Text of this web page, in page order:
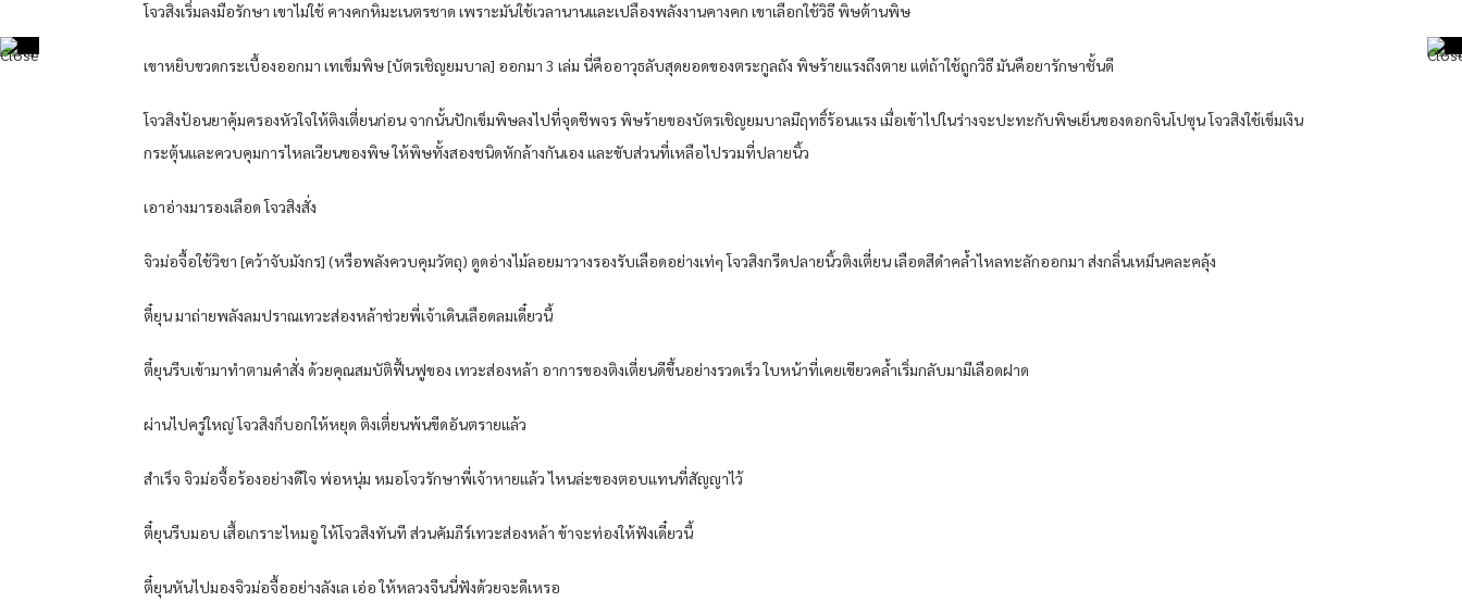
โจว​สิงเริ่ม​ลงมือ​รักษา​ เขา​ไม่ใช้ คางคก​หิมะ​เนตร​ชาด​ เพราะ​มัน​ใช้เวลานาน​และ​เปลือง​พลังงาน​คางคก​ เขา​เลือก​ใช้วิธี​ พิษ​ต้าน​พิษ​
เขา​หยิบ​ขวด​กระเบื้อง​ออกมา​ เท​เข็ม​พิษ​ [บัตรเชิญ​ยมบาล​] ออกมา​ 3 เล่ม​ นี่​คือ​อาวุธ​ลับ​สุดยอด​ของ​ตระกูล​ถัง พิษ​ร้ายแรง​ถึงตาย​ แต่​ถ้าใช้ถูกวิธี​ มัน​คือ​ยา​รักษา​ชั้นดี​
โจว​สิงป้อน​ยา​คุ้มครอง​หัวใจ​ให้​ติง​เตี่ย​น​ก่อน​ จากนั้น​ปัก​เข็ม​พิษ​ลง​ไปที่​จุด​ชีพจร​ พิษร้าย​ของ​บัตรเชิญ​ยมบาล​มีฤทธิ์​ร้อนแรง​ เมื่อ​เข้าไป​ใน​ร่าง​จะปะทะ​กับ​พิษ​เย็น​ของ​ดอก​จิน​โปซุน​ โจว​สิงใช้เข็ม​เงิน​
กระตุ้น​และ​ควบคุม​การ​ไหลเวียน​ของ​พิษ​ ให้​พิษ​ทั้งสอง​ชนิด​หักล้าง​กันเอง​ และ​ขับ​ส่วนที่เหลือ​ไปรวม​ที่​ปลายนิ้ว​
เอา​อ่าง​มารอง​เลือด​ โจว​สิงสั่ง
จิว​ม่อจื้อ​ใช้วิชา​ [คว้า​จับ​มังกร​] (หรือ​พลัง​ควบคุม​วัตถุ​) ดูด​อ่าง​ไม้ลอย​มาวาง​รองรับ​เลือด​อย่าง​เท่​ๆ โจว​สิงกรีด​ปลายนิ้ว​ติง​เตี่ย​น​ เลือด​สีดำคล้ำ​ไหล​ทะลัก​ออกมา​ ส่งกลิ่น​เหม็น​คละคลุ้ง​
ตี๋​ยุ​น​ มาถ่าย​พลัง​ลมปราณ​เท​วะ​ส่อง​หล้า​ช่วย​พี่​เจ้าเดิน​เลือด​ลม​เดี๋ยวนี้​
ตี๋​ยุ​นรี​บ​เข้ามา​ทำ​ตามคำสั่ง​ ด้วย​คุณสมบัติ​ฟื้นฟู​ของ​ เท​วะ​ส่อง​หล้า​ อาการ​ของ​ติง​เตี่ย​น​ดีขึ้น​อย่าง​รวดเร็ว​ ใบ​หน้าที่​เคย​เขียว​คล้ำ​เริ่ม​กลับมา​มีเลือดฝาด​
ผ่าน​ไปครู่ใหญ่​ โจว​สิงก็​บอก​ให้​หยุด​ ติง​เตี่ย​น​พ้นขีดอันตราย​แล้ว​
สำเร็จ​ จิว​ม่อจื้อ​ร้อง​อย่าง​ดีใจ​ พ่อ​หนุ่ม​ หมอ​โจว​รักษา​พี่​เจ้าหาย​แล้ว​ ไหนล่ะ​ของ​ตอบ​แทนที่​สัญญาไว้​
ตี๋​ยุ​นรี​บ​มอบ​ เสื้อเกราะ​ไหม​อู​ ให้​โจว​สิงทันที​ ส่วน​คัมภีร์​เท​วะ​ส่อง​หล้า​ ข้า​จะท่อง​ให้​ฟังเดี๋ยวนี้​
ตี๋​ยุ​น​หันไป​มอง​จิว​ม่อจื้อ​อย่าง​ลังเล​ เอ่อ​ ให้​หลวงจีน​นี่​ฟังด้วย​จะดี​เหรอ​